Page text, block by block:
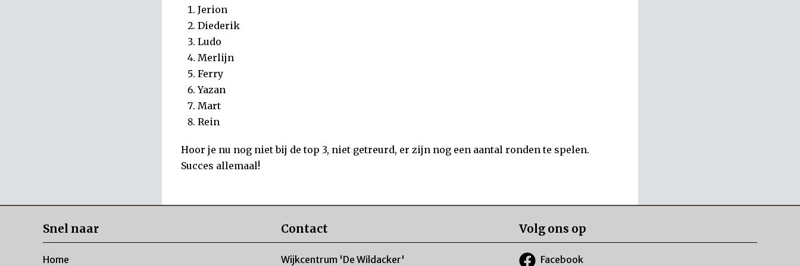
Jerion
Diederik
Ludo
Merlijn
Ferry
Yazan
Mart
Rein
Hoor je nu nog niet bij de top 3, niet getreurd, er zijn nog een aantal ronden te spelen.
Succes allemaal!
Snel naar
Home
Contact
Wijkcentrum 'De Wildacker'
Volg ons op
Facebook